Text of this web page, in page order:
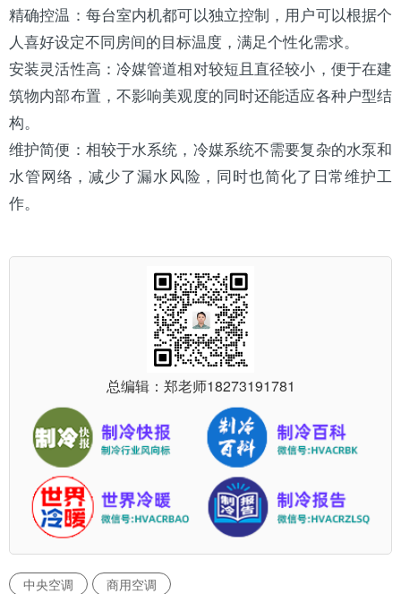
精确控温：每台室内机都可以独立控制，用户可以根据个
人喜好设定不同房间的目标温度，满足个性化需求。
安装灵活性高：冷媒管道相对较短且直径较小，便于在建
筑物内部布置，不影响美观度的同时还能适应各种户型结
构。
维护简便：相较于水系统，冷媒系统不需要复杂的水泵和
水管网络，减少了漏水风险，同时也简化了日常维护工
作。
总编辑：郑老师18273191781
中央空调 商用空调